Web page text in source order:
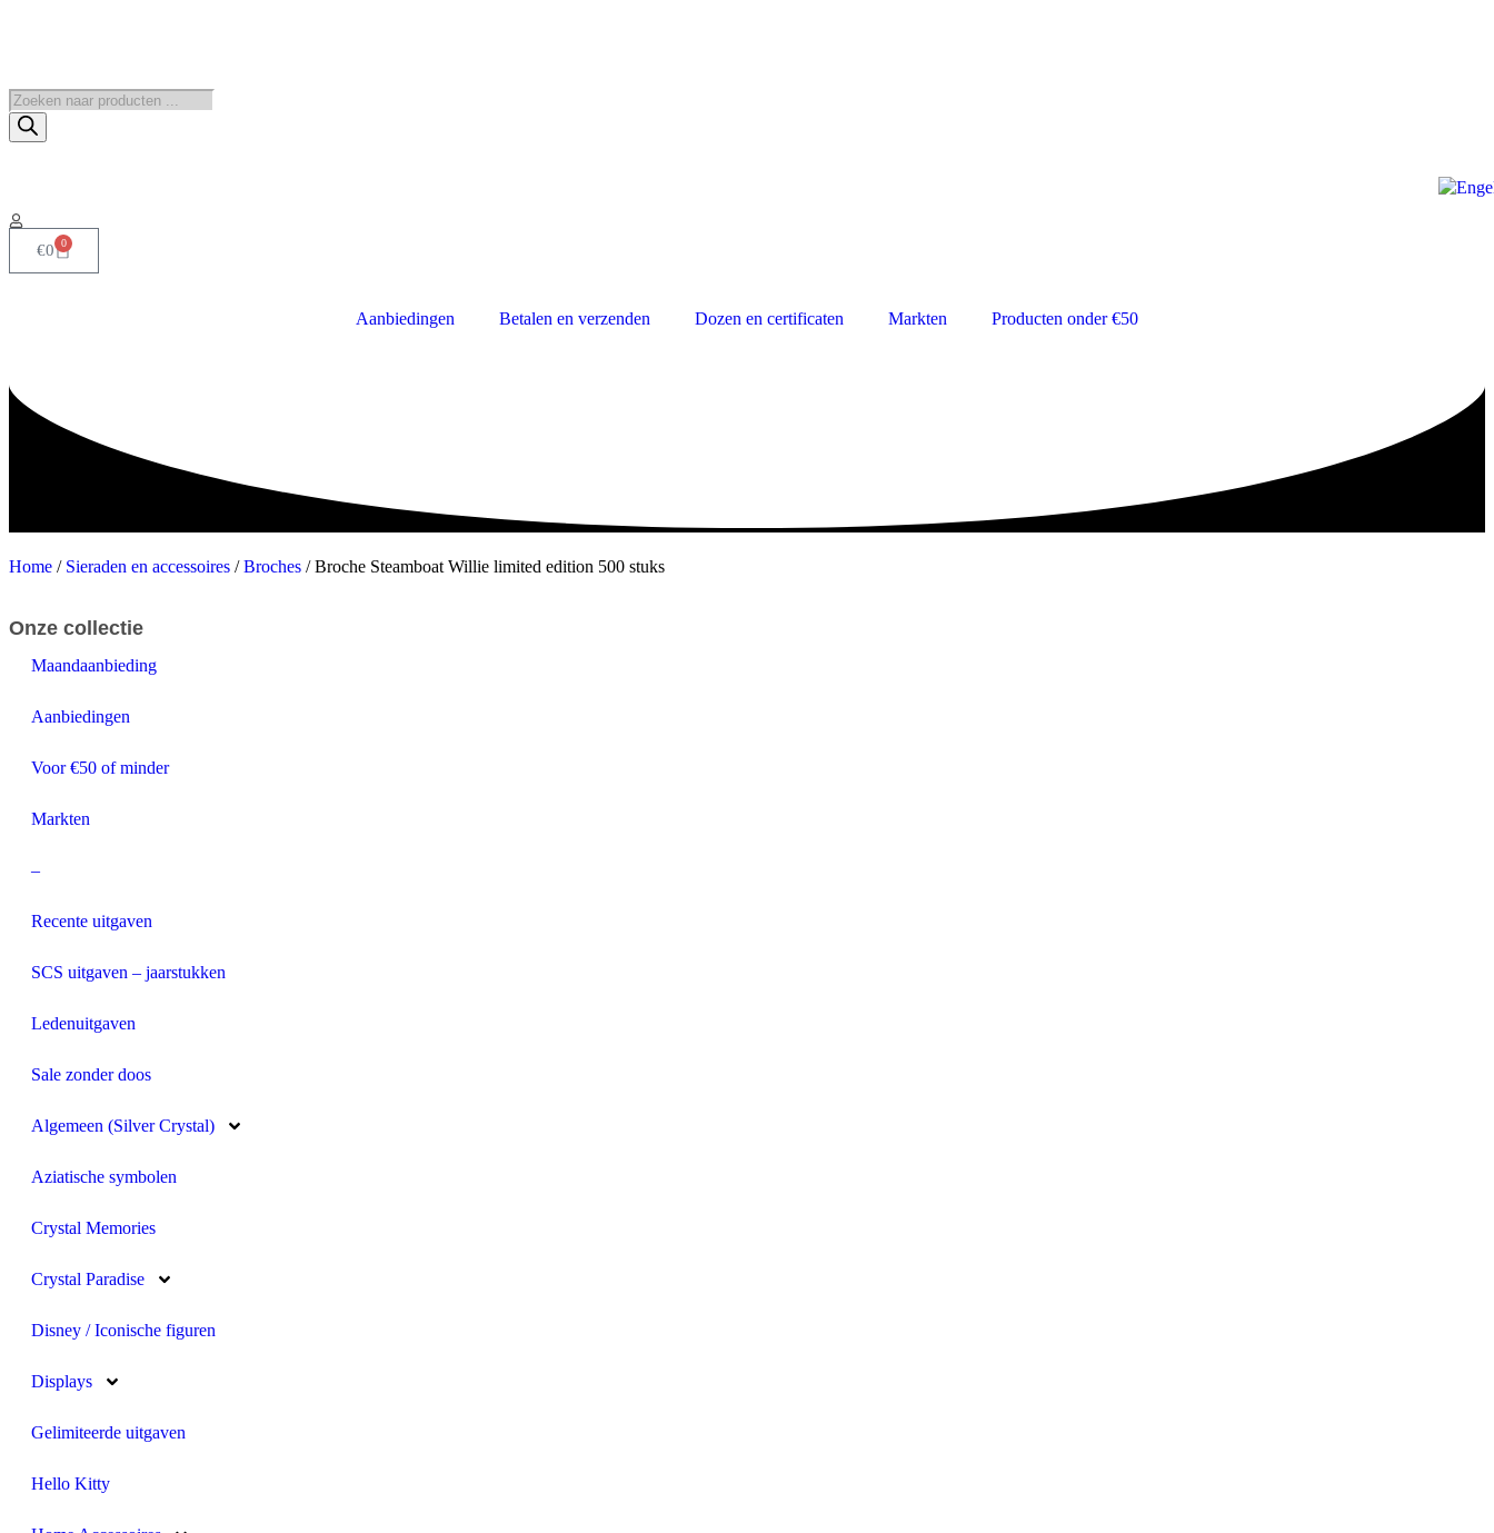
€0 0
Aanbiedingen Betalen en verzenden Dozen en certificaten Markten Producten onder €50
Home / Sieraden en accessoires /Broches / Broche Steamboat Willie limited edition 500 stuks
Onze collectie
Maandaanbieding
Aanbiedingen
Voor €50 of minder
Markten
–
Recente uitgaven
SCS uitgaven – jaarstukken
Ledenuitgaven
Sale zonder doos
Algemeen (Silver Crystal)
Aziatische symbolen
Crystal Memories
Crystal Paradise
Disney / Iconische figuren
Displays
Gelimiteerde uitgaven
Hello Kitty